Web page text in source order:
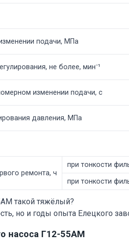
подачи, МПа
не более, мин⁻¹
изменении подачи, с
давления, МПа
ремонта, ч
при тонкости
при тонкости
такой тяжёлый?
но и годы опыта Елецкого
насоса Г12-55АМ